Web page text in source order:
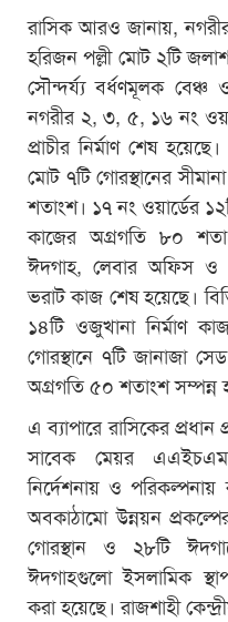
রাসিক আরও জানায়,
হরিজন পল্লী মোট ২টি
সৌন্দর্য্য বর্ধণমূলক
নগরীর ২, ৩, ৫, ১৬ নং
প্রাচীর নির্মাণ শেষ
মোট ৭টি গোরস্থানের
শতাংশ। ১৭ নং ওয়ার্ডের
কাজের অগ্রগতি ৮০
ঈদগাহ, লেবার অফিস ও
ভরাট কাজ শেষ হয়েছে।
১৪টি ওজুখানা নির্মাণ
গোরস্থানে ৭টি জানাজা
অগ্রগতি ৫০ শতাংশ সম্পন্ন
এ ব্যাপারে রাসিকের
সাবেক মেয়র এএইচএম
নির্দেশনায় ও
অবকাঠামো উন্নয়ন
গোরস্থান ও ২৮টি
ঈদগাহগুলো ইসলামিক
করা হয়েছে। রাজশাহী